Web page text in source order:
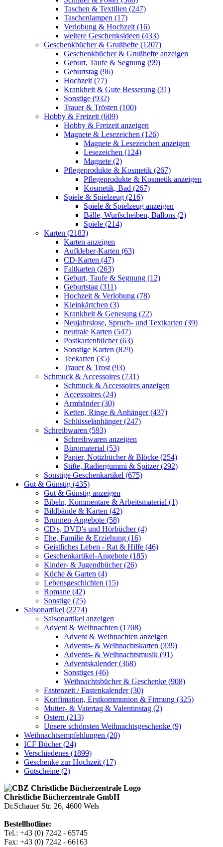
Taschen & Textilien (247)
Taschenlampen (17)
Verlobung & Hochzeit (16)
weitere Geschenksideen (433)
Geschenkbücher & Grußhefte (1207)
Geschenkbücher & Grußhefte anzeigen
Geburt, Taufe & Segnung (99)
Geburtstag (96)
Hochzeit (77)
Krankheit & Gute Besserung (31)
Sonstige (932)
Trauer & Trösten (100)
Hobby & Freizeit (609)
Hobby & Freizeit anzeigen
Magnete & Lesezeichen (126)
Magnete & Lesezeichen anzeigen
Lesezeichen (124)
Magnete (2)
Pflegeprodukte & Kosmetik (267)
Pflegeprodukte & Kosmetik anzeigen
Kosmetik, Bad (267)
Spiele & Spielzeug (216)
Spiele & Spielzeug anzeigen
Bälle, Wurfscheiben, Ballons (2)
Spiele (214)
Karten (2183)
Karten anzeigen
Aufkleber-Karten (63)
CD-Karten (47)
Faltkarten (263)
Geburt, Taufe & Segnung (12)
Geburtstag (311)
Hochzeit & Verlobung (78)
Kleinkärtchen (3)
Krankheit & Genesung (22)
Neujahrslose, Spruch- und Textkarten (39)
neutrale Karten (547)
Postkartenbücher (63)
Sonstige Karten (829)
Teekarten (35)
Trauer & Trost (93)
Schmuck & Accessoires (731)
Schmuck & Accessoires anzeigen
Accessoires (24)
Armbänder (30)
Ketten, Ringe & Anhänger (437)
Schlüsselanhänger (247)
Schreibwaren (593)
Schreibwaren anzeigen
Büromaterial (53)
Papier, Notizbücher & Blöcke (254)
Stifte, Radiergummi & Spitzer (292)
Sonstige Geschenkartikel (675)
Gut & Günstig (435)
Gut & Günstig anzeigen
Bibeln, Kommentare & Arbeitsmaterial (1)
Bildbände & Karten (42)
Brunnen-Angebote (58)
CD's, DVD's und Hörbücher (4)
Ehe, Familie & Erziehung (16)
Geistliches Leben - Rat & Hilfe (46)
Geschenkartikel-Angebote (185)
Kinder- & Jugendbücher (26)
Küche & Garten (4)
Lebensgeschichten (15)
Romane (42)
Sonstige (25)
Saisonartikel (2274)
Saisonartikel anzeigen
Advent & Weihnachten (1708)
Advent & Weihnachten anzeigen
Advents- & Weihnachtskarten (339)
Advents- & Weihnachtsmusik (91)
Adventskalender (368)
Sonstiges (46)
Weihnachtsbücher & Geschenke (908)
Fastenzeit / Fastenkalender (30)
Konfimation, Erstkommunion & Firmung (325)
Mutter- & Vatertag & Valentinstag (2)
Ostern (213)
Unsere schönsten Weihnachtsgeschenke (9)
Weihnachtsempfehlungen (20)
ICF Bücher (24)
Verschiedenes (1899)
Geschenke zur Hochzeit (17)
Gutscheine (2)
Christliche Bücherzentrale GmbH
Dr.Schauer Str. 26, 4600 Wels
Bestellhotline:
Tel.: +43 (0) 7242 - 65745
Fax: +43 (0) 7242 - 66163